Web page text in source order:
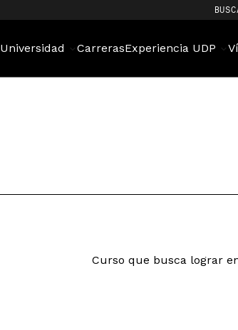
Universidad CarrerasExperiencia UDP
Curso que busca lograr